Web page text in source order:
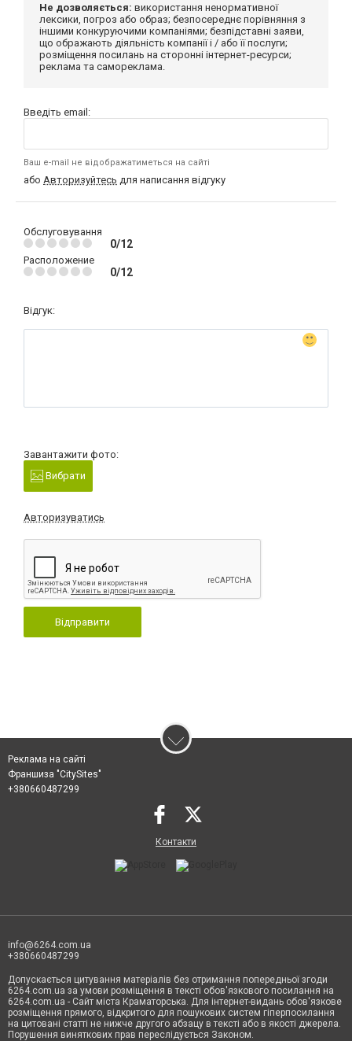
Не дозволяється: використання ненормативної
лексики, погроз або образ; безпосереднє порівняння з
іншими конкуруючими компаніями; безпідставні заяви,
що ображають діяльність компанії і / або її послуги;
розміщення посилань на сторонні інтернет-ресурси;
реклама та самореклама.
Введіть email:
Ваш e-mail не відображатиметься на сайті
або Авторизуйтесь для написання відгуку
Обслуговування
0/12
Расположение
0/12
Відгук:
Завантажити фото:
Вибрати
Авторизуватись
Відправити
Реклама на сайті
Франшиза "CitySites"
+380660487299
Контакти
info@6264.com.ua
+380660487299
Допускається цитування матеріалів без отримання попередньої згоди
6264.com.ua за умови розміщення в тексті обов'язкового посилання на
6264.com.ua - Сайт міста Краматорська. Для інтернет-видань обов'язкове
розміщення прямого, відкритого для пошукових систем гіперпосилання
на цитовані статті не нижче другого абзацу в тексті або в якості джерела.
Порушення виняткових прав переслідується Законом.